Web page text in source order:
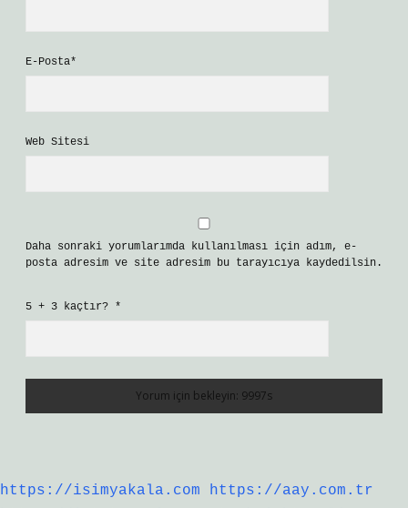
E-Posta*
Web Sitesi
Daha sonraki yorumlarımda kullanılması için adım, e-
posta adresim ve site adresim bu tarayıcıya kaydedilsin.
5 + 3 kaçtır? *
https://isimyakala.com
https://aay.com.tr